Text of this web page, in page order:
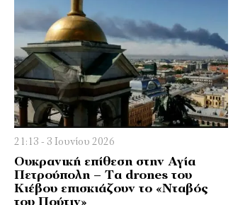
21:13 - 3 Ιουνίου 2026
Ουκρανική επίθεση στην Αγία
Πετρούπολη – Τα drones του
Κιέβου επισκιάζουν το «Νταβός